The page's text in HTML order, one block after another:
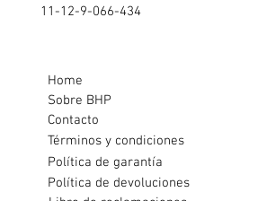
11-12-9-066-434
Home
Sobre BHP
Contacto
Términos y condiciones
Política de garantía
Política de devoluciones